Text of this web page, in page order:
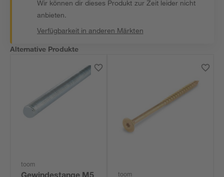
Wir können dir dieses Produkt zur Zeit leider nicht
anbieten.
Verfügbarkeit in anderen Märkten
Alternative Produkte
toom
toom